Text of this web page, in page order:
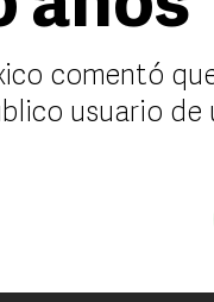
comentó
usuario de